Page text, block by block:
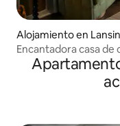
Alojamiento en
Encantadora casa de